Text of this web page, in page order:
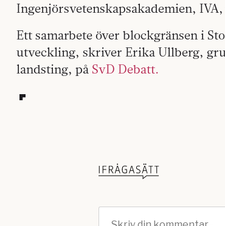
Ingenjörsvetenskapsakademien,
Ett samarbete över blockgränsen i
utveckling, skriver Erika Ullberg,
landsting, på SvD Debatt.